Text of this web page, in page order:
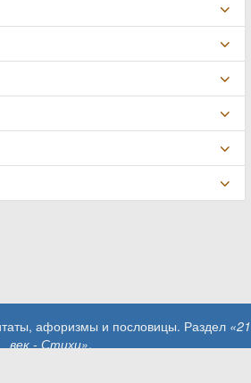
афоризмы и пословицы. Раздел «21
век - Стихи».